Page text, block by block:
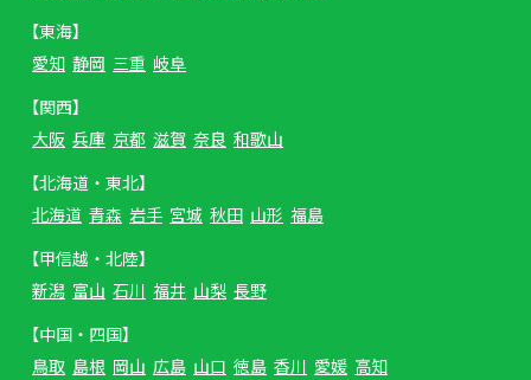
【東海】
愛知 静岡 三重 岐阜
【関西】
大阪 兵庫 京都 滋賀 奈良 和歌山
【北海道・東北】
北海道 青森 岩手 宮城 秋田 山形 福島
【甲信越・北陸】
新潟 富山 石川 福井 山梨 長野
【中国・四国】
鳥取 島根 岡山 広島 山口 徳島 香川 愛媛 高知